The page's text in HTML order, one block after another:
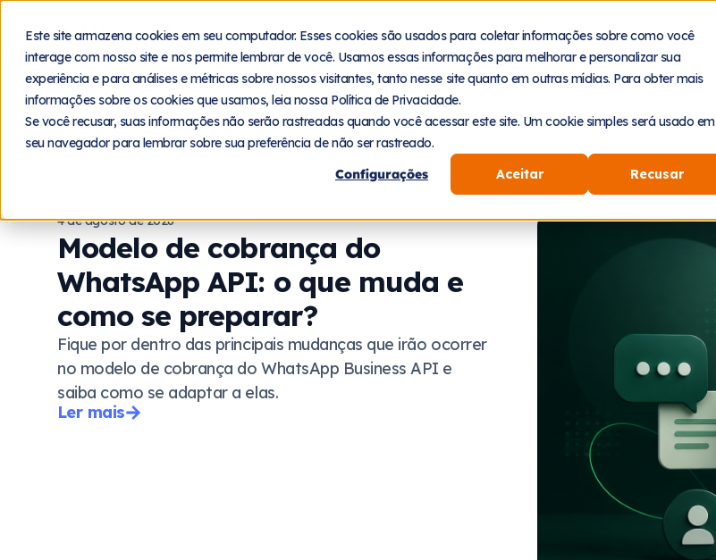
Este site armazena cookies em seu computador. Esses cookies são usados para coletar informações sobre como você
interage com nosso site e nos permite lembrar de você. Usamos essas informações para melhorar e personalizar sua
experiência e para análises e métricas sobre nossos visitantes, tanto nesse site quanto em outras mídias. Para obter mais
informações sobre os cookies que usamos, leia nossa Política de Privacidade.
Se você recusar, suas informações não serão rastreadas quando você acessar este site. Um cookie simples será usado em
seu navegador para lembrar sobre sua preferência de não ser rastreado.
Configurações
Aceitar Recusar
Blog Plataforma Segmentos Recursos
4 de agosto de 2026
Modelo de cobrança do
WhatsApp API: o que muda e
como se preparar?
Fique por dentro das principais mudanças que irão ocorrer
no modelo de cobrança do WhatsApp Business API e
saiba como se adaptar a elas.
Ler mais